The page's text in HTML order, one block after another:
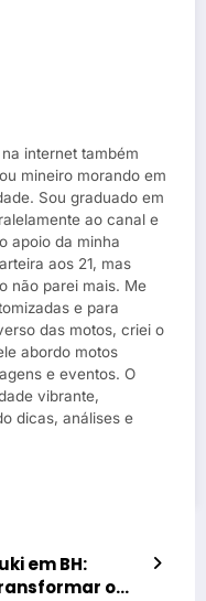
internet também
mineiro morando em
Sou graduado em
ao canal e
apoio da minha
aos 21, mas
não parei mais. Me
e para
das motos, criei o
abordo motos
e eventos. O
vibrante,
dicas, análises e
em BH:
o